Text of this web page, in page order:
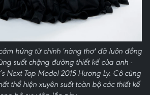
hứng từ chính 'nàng thơ' đã luôn đồng
suốt chặng đường thiết kế của anh -
Next Top Model 2015 Hương Ly. Cô cũng
thể hiện xuyên suốt toàn bộ các thiết kế